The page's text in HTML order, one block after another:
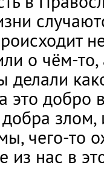
о чём-
делали
это добро
злом,
чего-то
из нас в